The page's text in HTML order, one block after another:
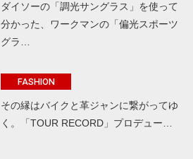
ダイソーの「調光サングラス」を使って
分かった、ワークマンの「偏光スポーツ
グラ…
FASHION
その縁はバイクと革ジャンに繋がってゆ
く。「TOUR RECORD」プロデュー…